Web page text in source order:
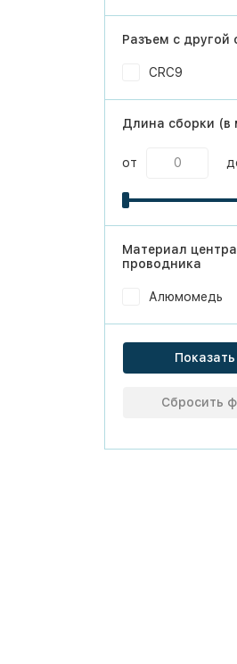
Разъем с другой
CRC9
Длина сборки (в
от
Материал
проводника
Алюмомедь
Показать
Сбросить